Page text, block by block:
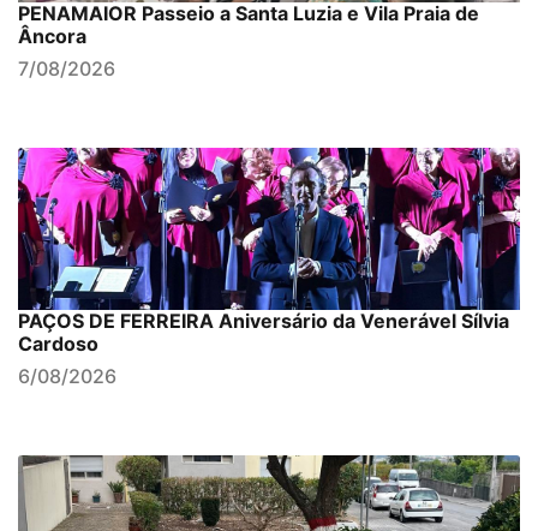
PENAMAIOR Passeio a Santa Luzia e Vila Praia de
Âncora
7/08/2026
PAÇOS DE FERREIRA Aniversário da Venerável Sílvia
Cardoso
6/08/2026